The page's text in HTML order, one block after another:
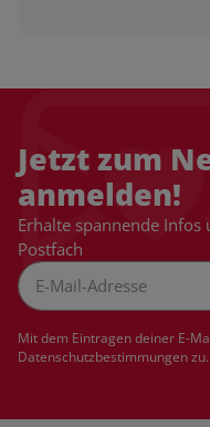
Jetzt zum
anmelden!
Erhalte spannende
Postfach
Mit dem Eintragen deiner E-
Datenschutzbestimmungenzu.